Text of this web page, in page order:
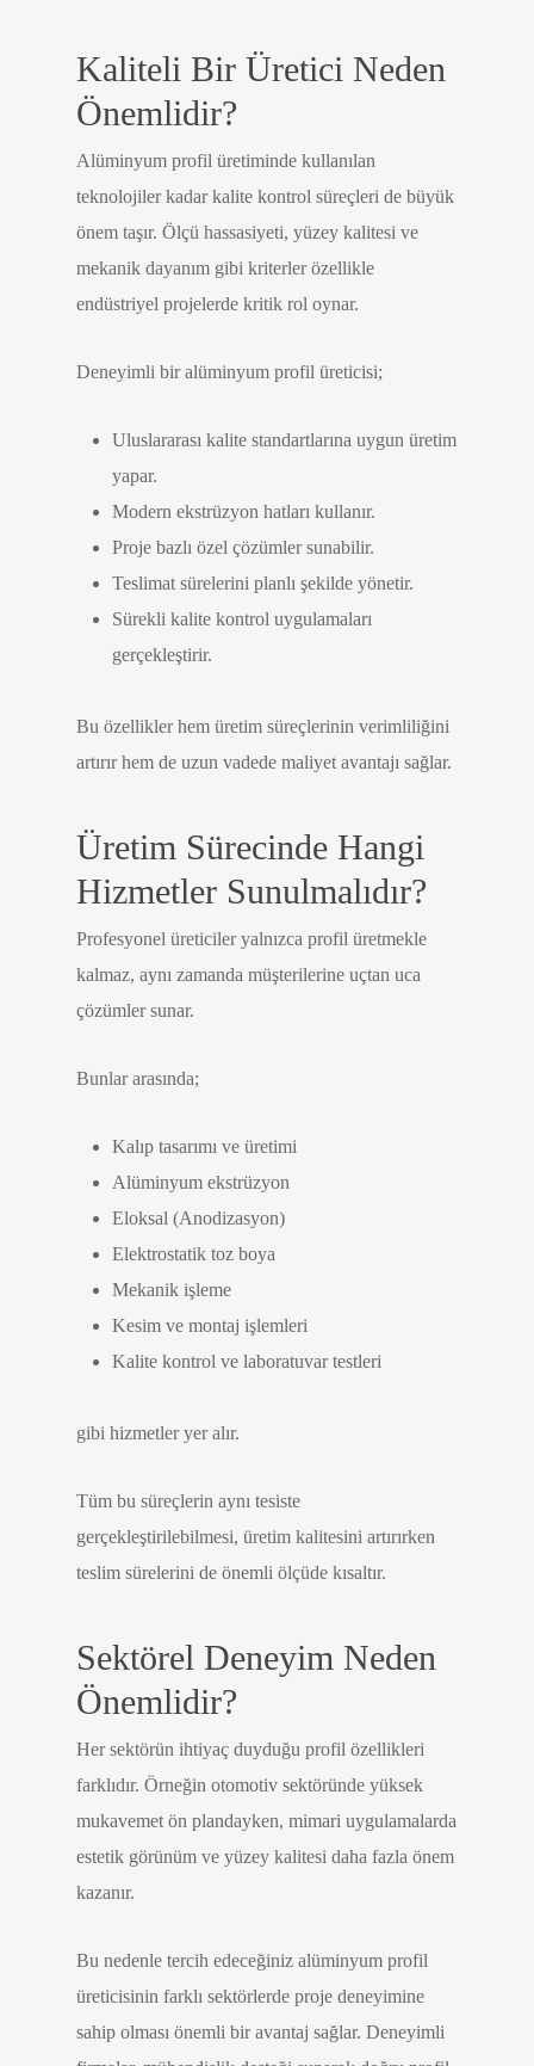
Kaliteli Bir Üretici Neden
Önemlidir?
Alüminyum profil üretiminde kullanılan
teknolojiler kadar kalite kontrol süreçleri de büyük
önem taşır. Ölçü hassasiyeti, yüzey kalitesi ve
mekanik dayanım gibi kriterler özellikle
endüstriyel projelerde kritik rol oynar.
Deneyimli bir alüminyum profil üreticisi;
Uluslararası kalite standartlarına uygun üretim
yapar.
Modern ekstrüzyon hatları kullanır.
Proje bazlı özel çözümler sunabilir.
Teslimat sürelerini planlı şekilde yönetir.
Sürekli kalite kontrol uygulamaları
gerçekleştirir.
Bu özellikler hem üretim süreçlerinin verimliliğini
artırır hem de uzun vadede maliyet avantajı sağlar.
Üretim Sürecinde Hangi
Hizmetler Sunulmalıdır?
Profesyonel üreticiler yalnızca profil üretmekle
kalmaz, aynı zamanda müşterilerine uçtan uca
çözümler sunar.
Bunlar arasında;
Kalıp tasarımı ve üretimi
Alüminyum ekstrüzyon
Eloksal (Anodizasyon)
Elektrostatik toz boya
Mekanik işleme
Kesim ve montaj işlemleri
Kalite kontrol ve laboratuvar testleri
gibi hizmetler yer alır.
Tüm bu süreçlerin aynı tesiste
gerçekleştirilebilmesi, üretim kalitesini artırırken
teslim sürelerini de önemli ölçüde kısaltır.
Sektörel Deneyim Neden
Önemlidir?
Her sektörün ihtiyaç duyduğu profil özellikleri
farklıdır. Örneğin otomotiv sektöründe yüksek
mukavemet ön plandayken, mimari uygulamalarda
estetik görünüm ve yüzey kalitesi daha fazla önem
kazanır.
Bu nedenle tercih edeceğiniz alüminyum profil
üreticisinin farklı sektörlerde proje deneyimine
sahip olması önemli bir avantaj sağlar. Deneyimli